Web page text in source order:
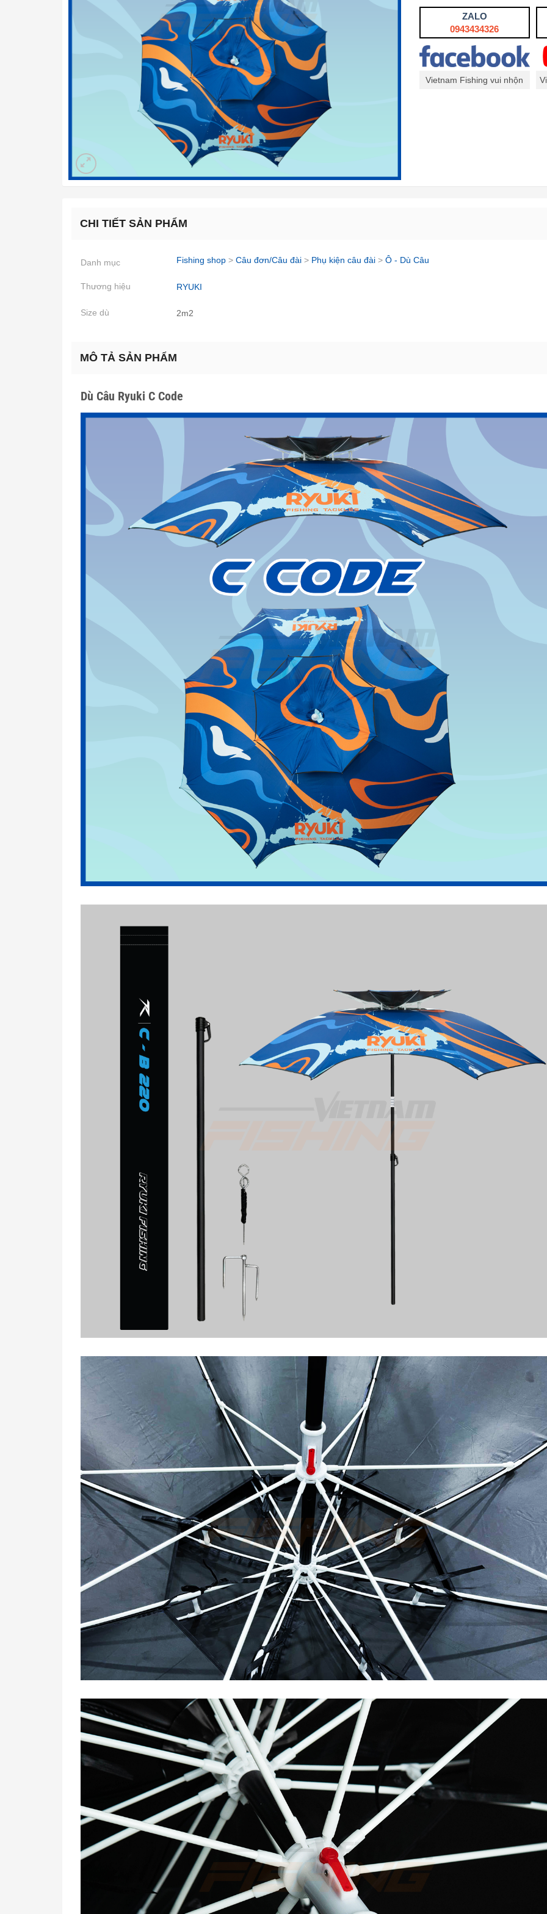
ZALO
0943434326
Vietnam Fishing vui nhộn
CHI TIẾT SẢN PHẨM
Danh mục Fishing shop > Câu đơn/Câu đài > Phụ kiện câu đài > Ô - Dù Câu
Thương hiệu RYUKI
Size dù 2m2
MÔ TẢ SẢN PHẨM
Dù Câu Ryuki C Code